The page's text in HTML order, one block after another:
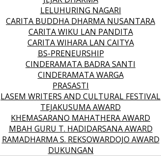
LELUHURING NAGARI
CARITA BUDDHA DHARMA NUSANTARA
CARITA WIKU LAN PANDITA
CARITA WIHARA LAN CAITYA
BS-PRENEURSHIP
CINDERAMATA BADRA SANTI
CINDERAMATA WARGA
PRASASTI
LASEM WRITERS AND CULTURAL FESTIVAL
TEJAKUSUMA AWARD
KHEMASARANO MAHATHERA AWARD
MBAH GURU T. HADIDARSANA AWARD
RAMADHARMA S. REKSOWARDOJO AWARD
DUKUNGAN